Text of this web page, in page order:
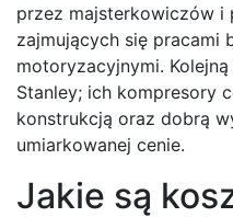
przez majsterkowiczów i
zajmujących się pracami
motoryzacyjnymi.
Stanley; ich kompresory
konstrukcją oraz dobrą
umiarkowanej cenie.
Jakie są